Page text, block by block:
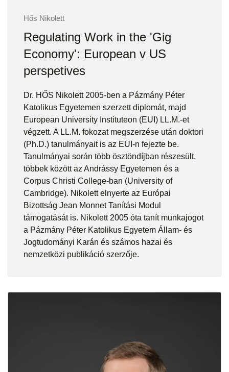
Hős Nikolett
Regulating Work in the 'Gig
Economy': European v US
perspetives
Dr. HŐS Nikolett 2005-ben a Pázmány Péter
Katolikus Egyetemen szerzett diplomát, majd
European University Instituteon (EUI) LL.M.-et
végzett. A LL.M. fokozat megszerzése után doktori
(Ph.D.) tanulmányait is az EUI-n fejezte be.
Tanulmányai során több ösztöndíjban részesült,
többek között az Andrássy Egyetemen és a
Corpus Christi College-ban (University of
Cambridge). Nikolett elnyerte az Európai
Bizottság Jean Monnet Tanítási Modul
támogatását is. Nikolett 2005 óta tanít munkajogot
a Pázmány Péter Katolikus Egyetem Állam- és
Jogtudományi Karán és számos hazai és
nemzetközi publikáció szerzője.